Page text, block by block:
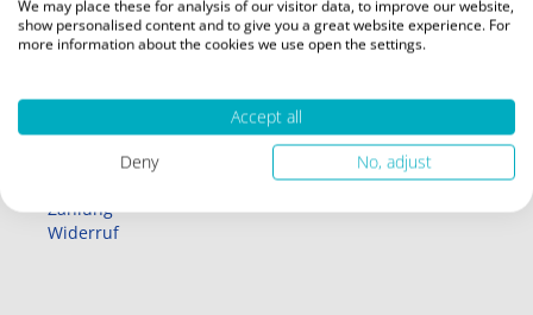
Sale
Reizstrom
Service
AGBs
Datenschutz
Zahlung
Widerruf
We may place these for analysis of our visitor data, to improve our website,
show personalised content and to give you a great website experience. For
more information about the cookies we use open the settings.
Accept all
Deny
No, adjust